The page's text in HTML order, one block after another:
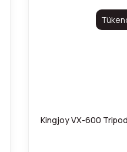
Kingjoy VX-600